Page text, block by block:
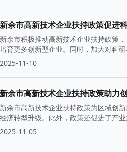
新余市高新技术企业扶持政策促进
新余市积极推动高新技术企业扶持政策
培育更多创新型企业。同时，加大对科
2025-11-10
新余市高新技术企业扶持政策助力
新余市高新技术企业扶持政策为区域创
经济转型升级。此外，政策还促进了产
2025-11-05